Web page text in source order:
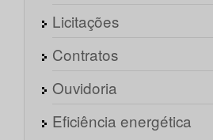
Licitações
Contratos
Ouvidoria
Eficiência energética